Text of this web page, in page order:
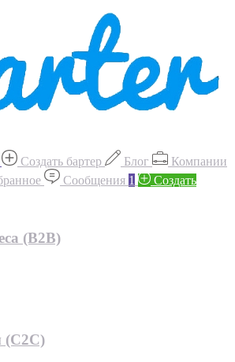
Создать бартер Блог
Компании
Сообщения 1
Создать
(B2B)
(С2С)